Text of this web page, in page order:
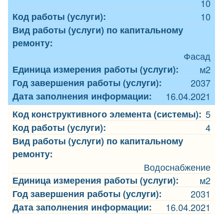
10
Код работы (услуги):
10
Вид работы (услуги) по капитальному
ремонту:
Фасад
Единица измерения работы (услуги):
м2
Год завершения работы (услуги):
2037
Дата заполнения информации:
16.04.2021
Код конструктивного элемента (системы): 5
Код работы (услуги):
4
Вид работы (услуги) по капитальному
ремонту:
Водоснабжение
Единица измерения работы (услуги):
м2
Год завершения работы (услуги):
2031
Дата заполнения информации:
16.04.2021